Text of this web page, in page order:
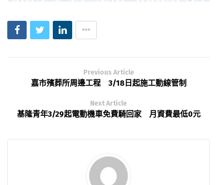
Previous Article
嘉市殯葬所周邊工程 3/18日起施工動線管制
Next Article
基隆青年3/29起電動機車免費騎回家 月資費最低0元